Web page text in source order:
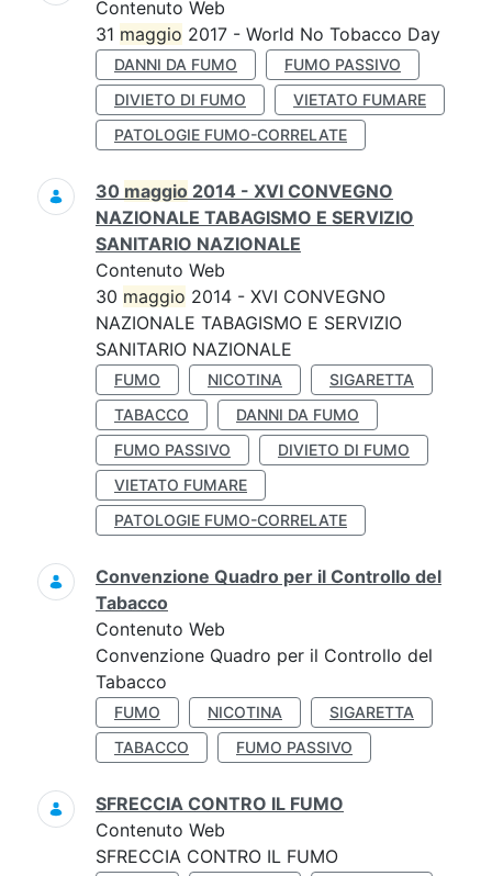
Contenuto Web
31 maggio 2017 - World No Tobacco Day
DANNI DA FUMO
FUMO PASSIVO
DIVIETO DI FUMO
VIETATO FUMARE
PATOLOGIE FUMO-CORRELATE
30 maggio 2014 - XVI CONVEGNO
NAZIONALE TABAGISMO E SERVIZIO
SANITARIO NAZIONALE
Contenuto Web
30 maggio 2014 - XVI CONVEGNO
NAZIONALE TABAGISMO E SERVIZIO
SANITARIO NAZIONALE
FUMO NICOTINA
SIGARETTA
TABACCO
DANNI DA FUMO
FUMO PASSIVO
DIVIETO DI FUMO
VIETATO FUMARE
PATOLOGIE FUMO-CORRELATE
Convenzione Quadro per il Controllo del
Tabacco
Contenuto Web
Convenzione Quadro per il Controllo del
Tabacco
FUMO NICOTINA
SIGARETTA
TABACCO
FUMO PASSIVO
SFRECCIA CONTRO IL FUMO
Contenuto Web
SFRECCIA CONTRO IL FUMO